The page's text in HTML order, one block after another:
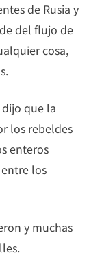
de Rusia y
del flujo de
cosa,
que la
los rebeldes
enteros
los
y muchas